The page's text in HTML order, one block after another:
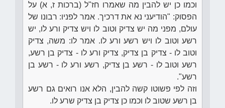
וכמו כן יש להבין מה שאמרו חז"ל (ברכות ז, א) על
הפסוק: "הודיעני נא את דרכיך. אמר לפניו: רבונו של
עולם, מפני מה יש צדיק וטוב לו ויש צדיק ורע לו, יש
רשע וטוב לו ויש רשע ורע לו. אמר לו: משה, צדיק
וטוב לו - צדיק בן צדיק, צדיק ורע לו - צדיק בן רשע,
רשע וטוב לו - רשע בן צדיק, רשע ורע לו - רשע בן
רשע".
וזה לפי פשוטו קשה להבין, הלא אנו רואים גם רשע
בן רשע שטוב לו וכמו כן צדיק בן צדיק שרע לו.